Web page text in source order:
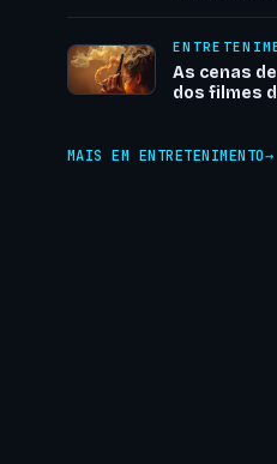
As cenas
dos filmes
MAIS EM ENTRETENIMENTO